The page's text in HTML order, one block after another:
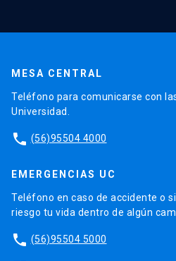
MESA CENTRAL
Teléfono para comunicarse con
Universidad.
phone (56)95504 4000
EMERGENCIAS UC
Teléfono en caso de accidente o
riesgo tu vida dentro de algún
phone (56)95504 5000